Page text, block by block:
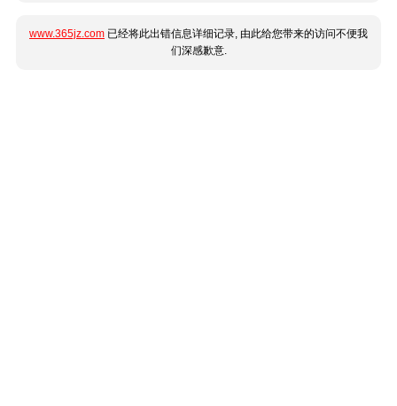
www.365jz.com 已经将此出错信息详细记录, 由此给您带来的访问不便我
们深感歉意.